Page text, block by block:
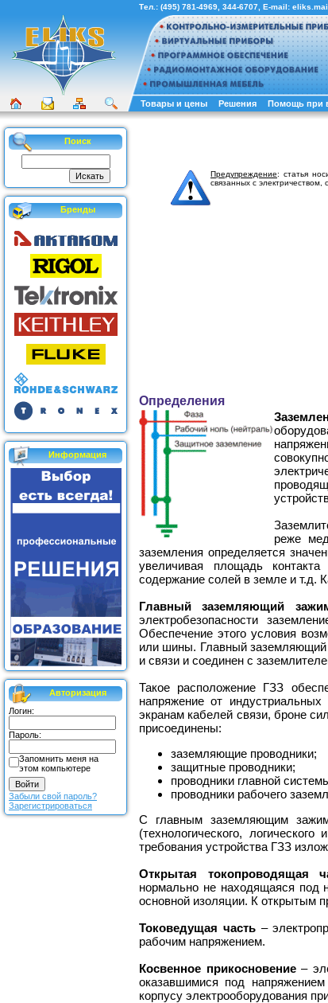
Тел.: (495) 781-4969 344-6707 , E-mail:
Товары и цены Решения Помощь при
Поиск
Бренды
Информация
Авторизация
Логин:
Пароль:
Запомнить меня на
этом компьютере
Забыли свой пароль?
Зарегистрироваться
Предупреждение: статья
связанных с электричеством,
Определения
реже
заземления определяется
увеличивая площадь
содержание солей в земле и т.д.
Главный заземляющий
электробезопасности
Обеспечение этого условия
или шины. Главный
и связи и соединен с
Такое расположение ГЗЗ
напряжение от
экранам кабелей связи, броне
присоединены:
заземляющие проводники;
защитные проводники;
проводники главной
проводники рабочего
С главным заземляющим
(технологического,
требования устройства ГЗЗ
Открытая токопроводящая
нормально не находящаяся под
основной изоляции. К открытым
Токоведущая часть –
рабочим напряжением.
Косвенное прикосновение–
оказавшимися под
корпусу электрооборудования